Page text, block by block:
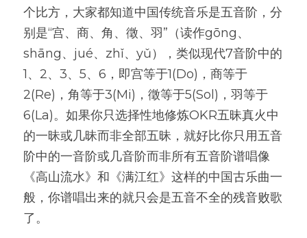
个比方，大家都知道中国传统音乐是五音阶，分
别是“宫、商、角、徵、羽”（读作gōng、
shāng、jué、zhǐ、yǔ），类似现代7音阶中的
1、2、3、5、6，即宫等于1(Do)，商等于
2(Re)，角等于3(Mi)，徵等于5(Sol)，羽等于
6(La)。如果你只选择性地修炼OKR五昧真火中
的一昧或几昧而非全部五昧，就好比你只用五音
阶中的一音阶或几音阶而非所有五音阶谱唱像
《高山流水》和《满江红》这样的中国古乐曲一
般，你谱唱出来的就只会是五音不全的残音败歌
了。